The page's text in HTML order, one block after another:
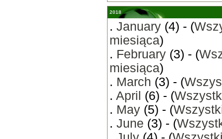
2018
. January (4) - (
miesiąca)
. February (3) - (
miesiąca)
. March (3) - (
. April (6) - (
. May (5) - (
. June (3) - (